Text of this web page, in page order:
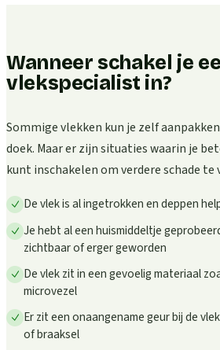
Wanneer schakel je
vlekspecialist in?
Sommige vlekken kun je zelf
doek. Maar er zijn situaties waarin je
kunt inschakelen om verdere schade te
De vlek is al ingetrokken en deppen
Je hebt al een huismiddeltje
zichtbaar of erger geworden
De vlek zit in een gevoelig materiaal
microvezel
Er zit een onaangename geur bij de
of braaksel